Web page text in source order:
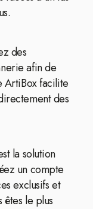
des
afin de
ArtiBox facilite
des
la solution
un compte
exclusifs et
le plus